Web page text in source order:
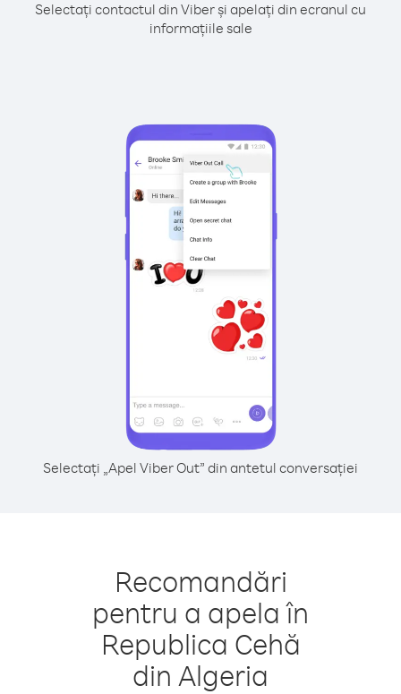
Selectați contactul din Viber și apelați din ecranul cu
informațiile sale
Selectați „Apel Viber Out” din antetul conversației
Recomandări
pentru a apela în
Republica Cehă
din Algeria